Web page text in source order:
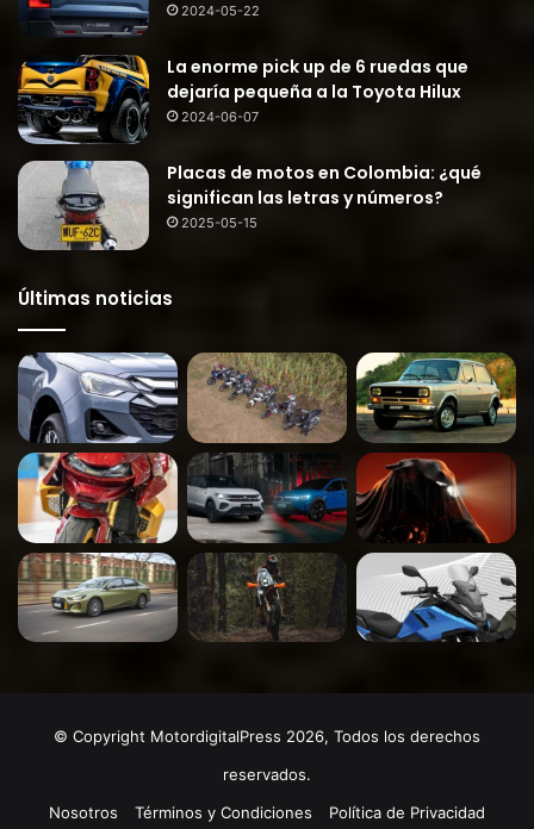
2024-05-22
La enorme pick up de 6 ruedas que
dejaría pequeña a la Toyota Hilux
2024-06-07
Placas de motos en Colombia: ¿qué
significan las letras y números?
2025-05-15
Últimas noticias
© Copyright MotordigitalPress 2026, Todos los derechos
reservados.
Nosotros
Términos y Condiciones Política de Privacidad